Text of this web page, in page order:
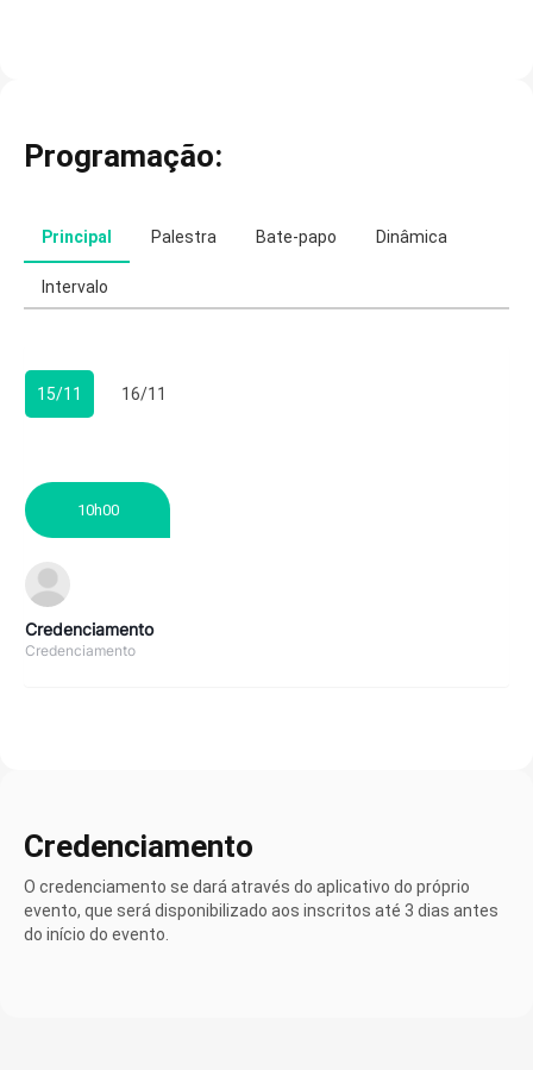
Programação:
Principal Palestra Bate-papo Dinâmica
Intervalo
15/11 16/11
Credenciamento
Credenciamento
10h00
Credenciamento
O credenciamento se dará através do aplicativo do próprio
evento, que será disponibilizado aos inscritos até 3 dias antes
do início do evento.